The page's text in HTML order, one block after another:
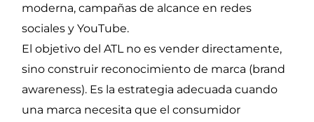
moderna, campañas de alcance en redes
sociales y YouTube.
El objetivo del ATL no es vender directamente,
sino construir reconocimiento de marca (brand
awareness). Es la estrategia adecuada cuando
una marca necesita que el consumidor